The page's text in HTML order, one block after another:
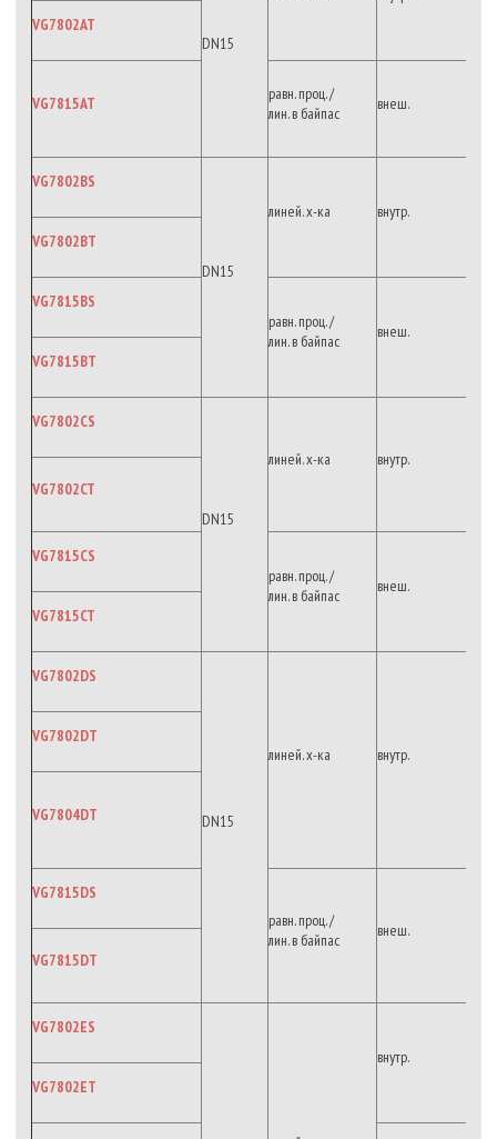
DN15
VG7802AT
VG7815AT
равн. проц. /
лин. в байпас
внеш.
VG7802BS
DN15
линей. х-ка
внутр.
VG7802BT
VG7815BS
равн. проц. /
лин. в байпас
внеш.
VG7815BT
VG7802CS
DN15
линей. х-ка
внутр.
VG7802CT
VG7815CS
равн. проц. /
лин. в байпас
внеш.
VG7815CT
VG7802DS
DN15
линей. х-ка внутр.
VG7802DT
VG7804DT
VG7815DS
равн. проц. /
лин. в байпас
внеш.
VG7815DT
VG7802ES
внутр.
VG7802ET